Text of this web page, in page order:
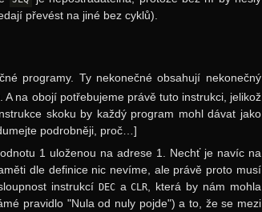
převést na jiné bez cyklů).
programy. Ty nekonečné obsahují nekonečný
na obojí potřebujeme právě tuto instrukci, jelikož
skoku by každý program mohl dávat jako
podrobněji, proč…]
1 uloženou na adrese 1. Nechť je navíc na
dle definice nic nevíme, ale právě proto musí
instrukcí DECaCLR
, která by nám mohla
pravidlo "Nula od nuly pojde") a to, že se mezi